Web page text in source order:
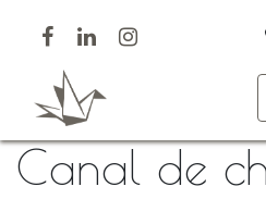
Canal de